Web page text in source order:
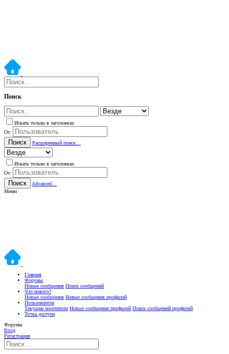
Поиск
Искать только в заголовках
От:
Поиск Расширенный поиск…
Искать только в заголовках
От:
Поиск
Advanced…
Меню
Главная
Форумы
Новые сообщения Поиск сообщений
Что нового?
Новые сообщения Новые сообщения профилей
Пользователи
Текущие посетители Новые сообщения профилей Поиск сообщений профилей
Точка доступа
Форумы
Вход
Регистрация